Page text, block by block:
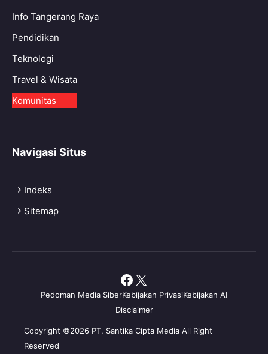
Info Tangerang Raya
Pendidikan
Teknologi
Travel & Wisata
Komunitas
Navigasi Situs
Indeks
Sitemap
Copyright ©2026 PT. Santika Cipta Media All Right
Reserved
Pedoman Media SiberKebijakan PrivasiKebijakan AI
Disclaimer
Facebook
X